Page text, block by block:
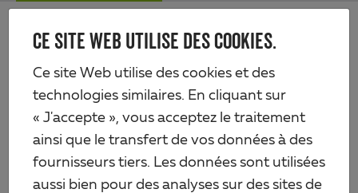
CE SITE WEB UTILISE DES COOKIES.
Ce site Web utilise des cookies et des
technologies similaires. En cliquant sur
« J'accepte », vous acceptez le traitement
ainsi que le transfert de vos données à des
fournisseurs tiers. Les données sont utilisées
aussi bien pour des analyses sur des sites de
Skip
content
Alberts
Produits Quincaillerie Ancres de poteau Ancre de poteau en H